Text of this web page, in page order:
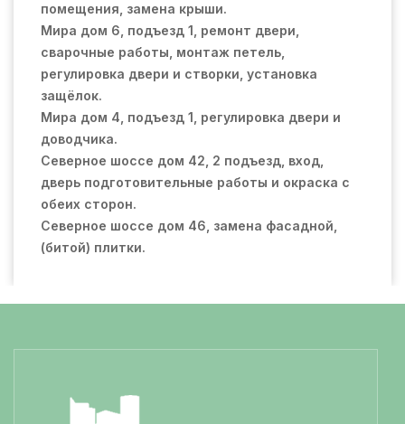
помещения, замена крыши.
Мира дом 6, подъезд 1, ремонт двери,
сварочные работы, монтаж петель,
регулировка двери и створки, установка
защёлок.
Мира дом 4, подъезд 1, регулировка двери и
доводчика.
Северное шоссе дом 42, 2 подъезд, вход,
дверь подготовительные работы и окраска с
обеих сторон.
Северное шоссе дом 46, замена фасадной,
(битой) плитки.